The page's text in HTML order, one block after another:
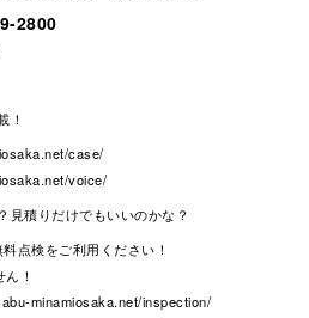
2800
！
case/
voice/
積りだけでもいいのかな？
点検をご利用ください！
！
minamiosaka.net/inspection/